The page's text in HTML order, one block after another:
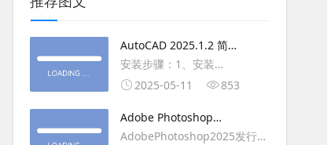
AutoCAD 2025.1.2 简体
中文版（64位）破解版下
载
安装步骤：1、安装
AutoCAD_2025.1.2_Update3、
2025-05-11 853
Adobe Photoshop
2025（v26.6.1）多语言
AdobePhotoshop2025发行